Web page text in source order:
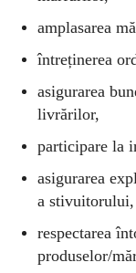
amplasarea
întreținerea
asigurarea
livrărilor,
participare la
asigurarea
a stivuitorului,
respectarea
produselor/